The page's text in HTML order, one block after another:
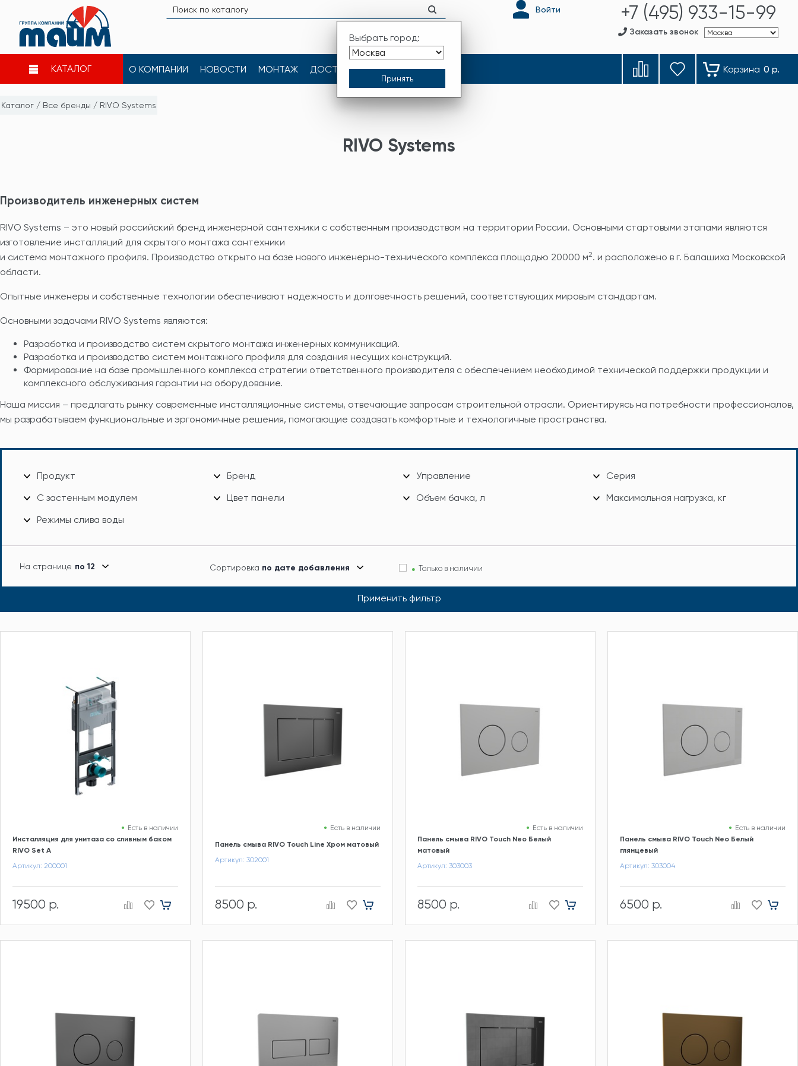
Выбрать город:
Войти +7 (495) 933-15-99
Заказать звонок
КАТАЛОГ О КОМПАНИИ НОВОСТИ МОНТАЖ ДОСТАВКА КОНТАКТЫ Корзина 0 р.
Каталог / Все бренды / RIVO Systems
RIVO Systems
Производитель инженерных систем
RIVO Systems – это новый российский бренд инженерной сантехники с собственным производством на территории России. Основными стартовыми этапами являются
изготовление инсталляций для скрытого монтажа сантехники
и система монтажного профиля. Производство открыто на базе нового инженерно-технического комплекса площадью 20000 м2. и расположено в г. Балашиха Московской
области.
Опытные инженеры и собственные технологии обеспечивают надежность и долговечность решений, соответствующих мировым стандартам.
Основными задачами RIVO Systems являются:
Разработка и производство систем скрытого монтажа инженерных коммуникаций.
Разработка и производство систем монтажного профиля для создания несущих конструкций.
Формирование на базе промышленного комплекса стратегии ответственного производителя с обеспечением необходимой технической поддержки продукции и
комплексного обслуживания гарантии на оборудование.
Наша миссия – предлагать рынку современные инсталляционные системы, отвечающие запросам строительной отрасли. Ориентируясь на потребности профессионалов,
мы разрабатываем функциональные и эргономичные решения, помогающие создавать комфортные и технологичные пространства.
Продукт Бренд Управление
Серия
С застенным модулем
Цвет панели Объем бачка, л
Максимальная нагрузка, кг
Режимы слива воды
На странице по 12 Сортировка по дате добавления Только в наличии
Применить фильтр
Есть в наличии
Инсталляция для унитаза со сливным баком
RIVO Set A
Артикул: 200001
19500 р.
Есть в наличии
Панель смыва RIVO Touch Line Хром матовый
Артикул: 302001
8500 р.
Есть в наличии
Панель смыва RIVO Touch Neo Белый
матовый
Артикул: 303003
8500 р.
Есть в наличии
Панель смыва RIVO Touch Neo Белый
глянцевый
Артикул: 303004
6500 р.